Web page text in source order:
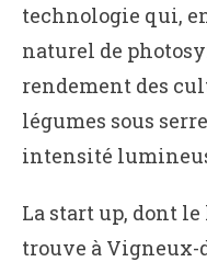
technologie qui,
naturel de
rendement des
légumes sous
intensité
La start up, dont le
trouve à Vigneux-